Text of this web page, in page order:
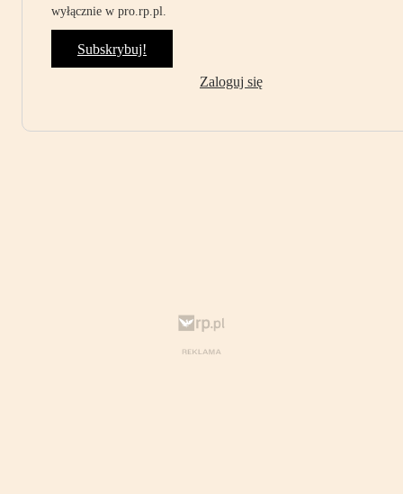
wyłącznie w pro.rp.pl.
Subskrybuj!
Zaloguj się